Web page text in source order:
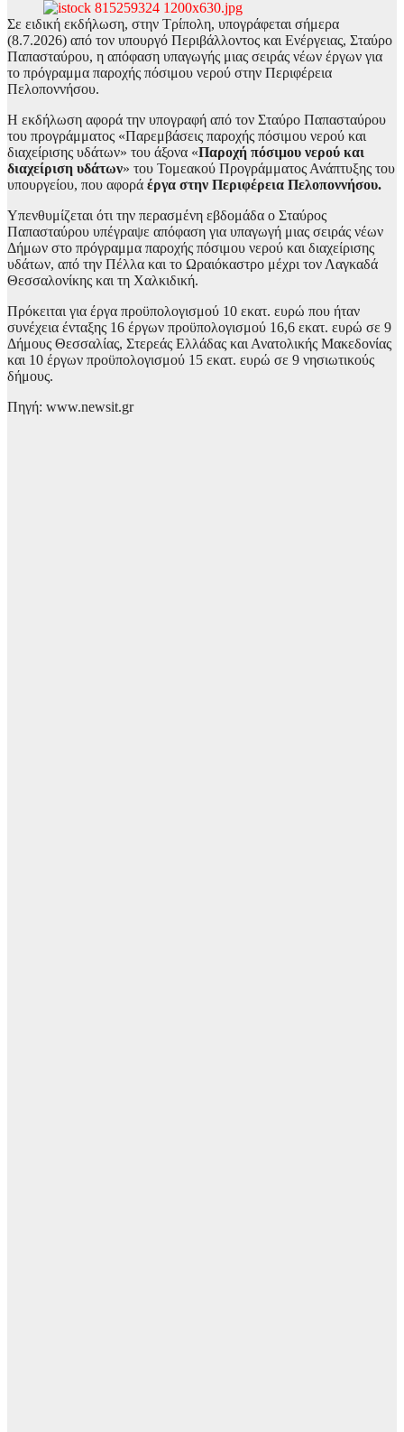
Σε ειδική εκδήλωση, στην Τρίπολη, υπογράφεται σήμερα
(8.7.2026) από τον υπουργό Περιβάλλοντος και Ενέργειας, Σταύρο
Παπασταύρου, η απόφαση υπαγωγής μιας σειράς νέων έργων για
το πρόγραμμα παροχής πόσιμου νερού στην Περιφέρεια
Πελοποννήσου.
Η εκδήλωση αφορά την υπογραφή από τον Σταύρο Παπασταύρου
του προγράμματος «Παρεμβάσεις παροχής πόσιμου νερού και
διαχείρισης υδάτων» του άξονα «Παροχή πόσιμου νερού και
διαχείριση υδάτων» του Τομεακού Προγράμματος Ανάπτυξης του
υπουργείου, που αφορά έργα στην Περιφέρεια Πελοποννήσου.
Υπενθυμίζεται ότι την περασμένη εβδομάδα ο Σταύρος
Παπασταύρου υπέγραψε απόφαση για υπαγωγή μιας σειράς νέων
Δήμων στο πρόγραμμα παροχής πόσιμου νερού και διαχείρισης
υδάτων, από την Πέλλα και το Ωραιόκαστρο μέχρι τον Λαγκαδά
Θεσσαλονίκης και τη Χαλκιδική.
Πρόκειται για έργα προϋπολογισμού 10 εκατ. ευρώ που ήταν
συνέχεια ένταξης 16 έργων προϋπολογισμού 16,6 εκατ. ευρώ σε 9
Δήμους Θεσσαλίας, Στερεάς Ελλάδας και Ανατολικής Μακεδονίας
και 10 έργων προϋπολογισμού 15 εκατ. ευρώ σε 9 νησιωτικούς
δήμους.
Πηγή: www.newsit.gr